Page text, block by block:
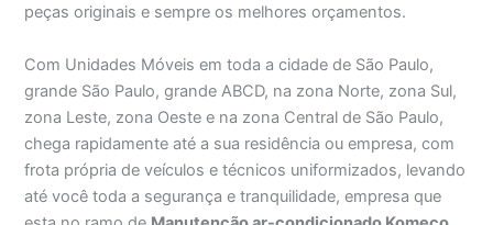
peças originais e sempre os melhores orçamentos.
Com Unidades Móveis em toda a cidade de São Paulo,
grande São Paulo, grande ABCD, na zona Norte, zona Sul,
zona Leste, zona Oeste e na zona Central de São Paulo,
chega rapidamente até a sua residência ou empresa, com
frota própria de veículos e técnicos uniformizados, levando
até você toda a segurança e tranquilidade, empresa que